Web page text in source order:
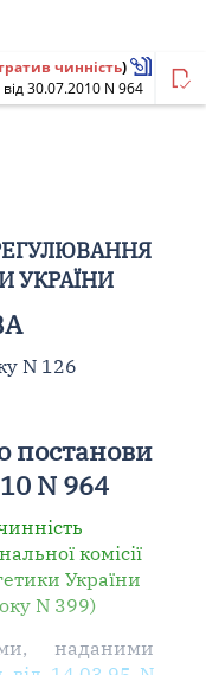
чинність)
30.07.2010 N 964
УКРАЇНИ
N 126
постанови
N 964
комісії
України
N 399)
наданими